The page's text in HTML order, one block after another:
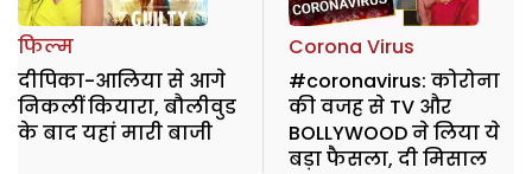
फिल्म
दीपिका-आलिया से आगे
निकलीं कियारा, बौलीवुड
के बाद यहां मारी बाजी
Corona Virus
#coronavirus: कोरोना
की वजह से TV और
BOLLYWOOD ने लिया ये
बड़ा फैसला, दी मिसाल